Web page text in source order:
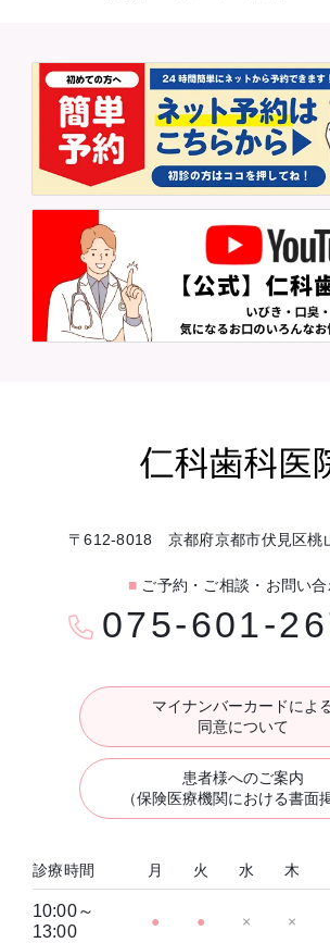
〒612-8018 京都府京都市伏見区桃
■ ご予約・ご相談・お問い
075-601-
マイナンバーカードによ
同意について
患者様へのご案内
（保険医療機関における書面
診療時間 月 火 水 木
10:00～
13:00
● ● × ×